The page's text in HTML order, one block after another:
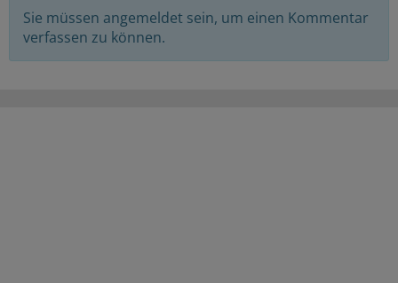
Sie müssen angemeldet sein, um einen Kommentar
verfassen zu können.